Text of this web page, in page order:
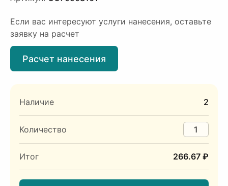
Если вас интересуют услуги нанесения, оставьте
заявку на расчет
Расчет нанесения
Наличие 2
Количество
Итог 266.67 ₽